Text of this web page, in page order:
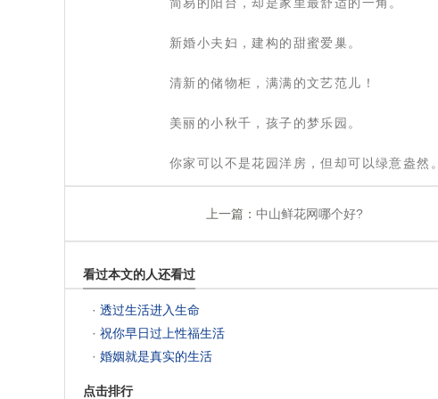
新婚小夫妇，建构的甜蜜爱巢。
清新的储物柜，满满的文艺范儿！
美丽的小秋千，孩子的梦乐园。
你家可以不是花园洋房，但却可以绿意盎然。
上一篇： 中山鲜花网哪个好?
看过本文的人还看过
· 透过生活进入生命
· 祝你早日过上性福生活
· 婚姻就是真实的生活
点击排行